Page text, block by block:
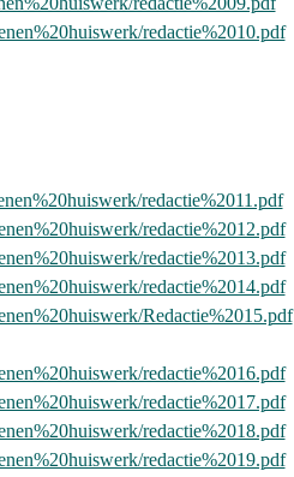
redactie%2010.pdf
redactie%2011.pdf
redactie%2012.pdf
redactie%2013.pdf
redactie%2014.pdf
Redactie%2015.pdf
redactie%2016.pdf
redactie%2017.pdf
redactie%2018.pdf
redactie%2019.pdf